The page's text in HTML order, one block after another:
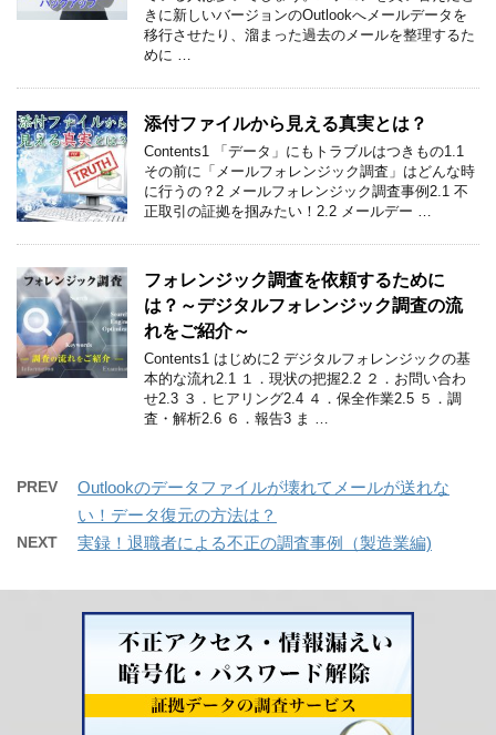
きに新しいバージョンのOutlookへメールデータを
移行させたり、溜まった過去のメールを整理するた
めに …
添付ファイルから見える真実とは？
Contents1 「データ」にもトラブルはつきもの1.1
その前に「メールフォレンジック調査」はどんな時
に行うの？2 メールフォレンジック調査事例2.1 不
正取引の証拠を掴みたい！2.2 メールデー …
フォレンジック調査を依頼するために
は？～デジタルフォレンジック調査の流
れをご紹介～
Contents1 はじめに2 デジタルフォレンジックの基
本的な流れ2.1 １．現状の把握2.2 ２．お問い合わ
せ2.3 ３．ヒアリング2.4 ４．保全作業2.5 ５．調
査・解析2.6 ６．報告3 ま …
PREV
Outlookのデータファイルが壊れてメールが送れな
い！データ復元の方法は？
NEXT 実録！退職者による不正の調査事例（製造業編)